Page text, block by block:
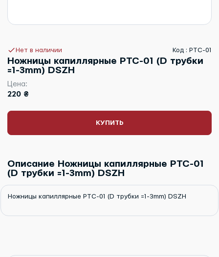
Нет в наличии Код : PTC-01
Ножницы капиллярные PTC-01 (D трубки
=1-3mm) DSZH
Цена:
220 ₴
КУПИТЬ
Описание Ножницы капиллярные PTC-01
(D трубки =1-3mm) DSZH
Ножницы капиллярные PTC-01 (D трубки =1-3mm) DSZH